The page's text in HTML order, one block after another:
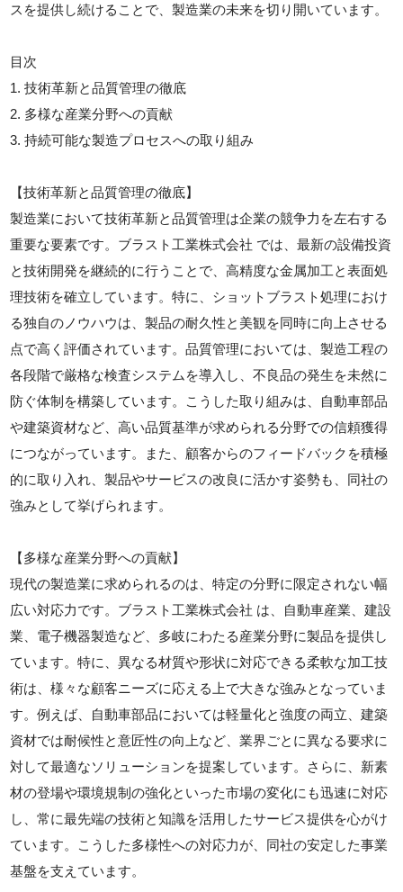
スを提供し続けることで、製造業の未来を切り開いています。
目次
1. 技術革新と品質管理の徹底
2. 多様な産業分野への貢献
3. 持続可能な製造プロセスへの取り組み
【技術革新と品質管理の徹底】
製造業において技術革新と品質管理は企業の競争力を左右する
重要な要素です。ブラスト工業株式会社 では、最新の設備投資
と技術開発を継続的に行うことで、高精度な金属加工と表面処
理技術を確立しています。特に、ショットブラスト処理におけ
る独自のノウハウは、製品の耐久性と美観を同時に向上させる
点で高く評価されています。品質管理においては、製造工程の
各段階で厳格な検査システムを導入し、不良品の発生を未然に
防ぐ体制を構築しています。こうした取り組みは、自動車部品
や建築資材など、高い品質基準が求められる分野での信頼獲得
につながっています。また、顧客からのフィードバックを積極
的に取り入れ、製品やサービスの改良に活かす姿勢も、同社の
強みとして挙げられます。
【多様な産業分野への貢献】
現代の製造業に求められるのは、特定の分野に限定されない幅
広い対応力です。ブラスト工業株式会社 は、自動車産業、建設
業、電子機器製造など、多岐にわたる産業分野に製品を提供し
ています。特に、異なる材質や形状に対応できる柔軟な加工技
術は、様々な顧客ニーズに応える上で大きな強みとなっていま
す。例えば、自動車部品においては軽量化と強度の両立、建築
資材では耐候性と意匠性の向上など、業界ごとに異なる要求に
対して最適なソリューションを提案しています。さらに、新素
材の登場や環境規制の強化といった市場の変化にも迅速に対応
し、常に最先端の技術と知識を活用したサービス提供を心がけ
ています。こうした多様性への対応力が、同社の安定した事業
基盤を支えています。